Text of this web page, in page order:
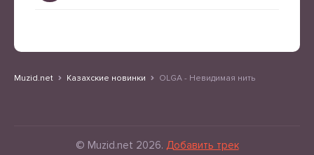
Muzid.net Казахские новинки OLGA - Невидимая нить
© Muzid.net 2026. Добавить трек